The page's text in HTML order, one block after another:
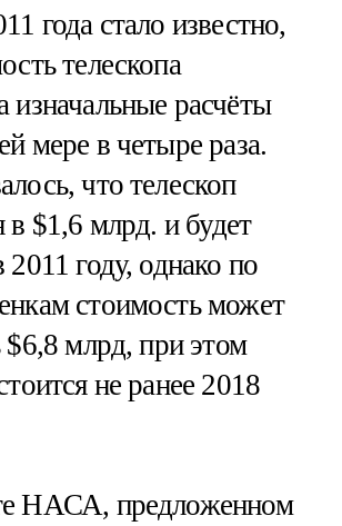
года стало известно,
телескопа
изначальные расчёты
мере в четыре раза.
что телескоп
в $1,6 млрд. и будет
году, однако по
стоимость может
$6,8 млрд, при этом
не ранее 2018
НАСА, предложенном